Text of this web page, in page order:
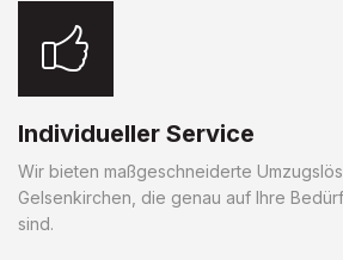
Individueller Service
Wir bieten maßgeschneiderte
Gelsenkirchen, die genau auf Ihre
sind.